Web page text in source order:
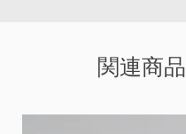
関連商品